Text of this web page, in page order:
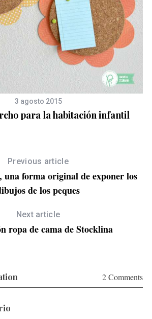
3 agosto 2015
para la habitación infantil
Previous article
una forma original de exponer los
de los peques
Next article
ropa de cama de Stocklina
2 Comments